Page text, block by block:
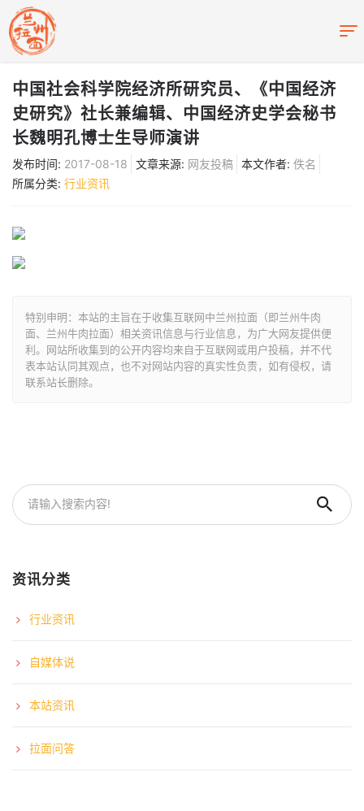
中国社会科学院经济所研究员、《中国经济
史研究》社长兼编辑、中国经济史学会秘书
长魏明孔博士生导师演讲
发布时间: 2017-08-18 文章来源: 网友投稿 本文作者: 佚名
所属分类: 行业资讯
特别申明：本站的主旨在于收集互联网中兰州拉面（即兰州牛肉
面、兰州牛肉拉面）相关资讯信息与行业信息，为广大网友提供便
利。网站所收集到的公开内容均来自于互联网或用户投稿，并不代
表本站认同其观点，也不对网站内容的真实性负责，如有侵权，请
联系站长删除。
资讯分类
行业资讯
自媒体说
本站资讯
拉面问答